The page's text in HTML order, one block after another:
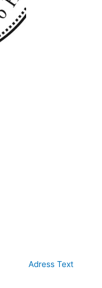
Adress Text